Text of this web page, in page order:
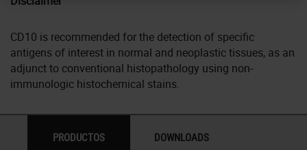
CD10 is recommended for the detection of specific
antigens of interest in normal and neoplastic tissues, as an
adjunct to conventional histopathology using non-
immunologic histochemical stains.
PRODUCTOS DOWNLOADS